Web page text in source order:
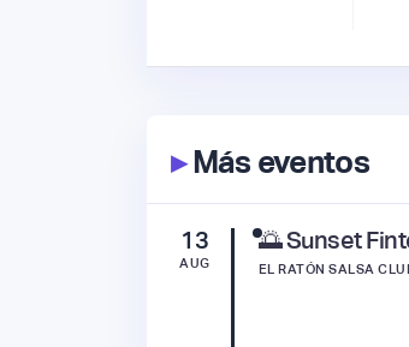
▸Más eventos
13
AUG
🌅 Sunset
EL RATÓN SALSA